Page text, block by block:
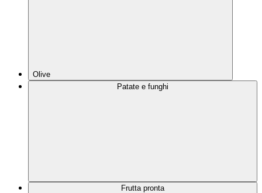
Olive
Patate e funghi
Frutta pronta